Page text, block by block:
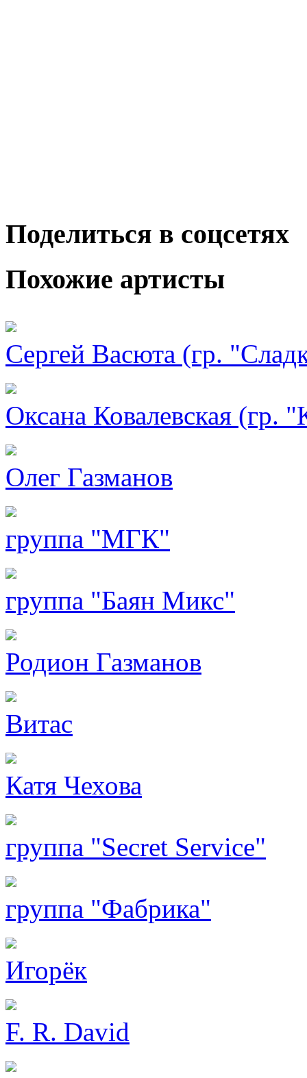
Поделиться в соцсетях
Похожие артисты
Сергей Васюта (гр.
Оксана Ковалевская (гр.
Олег Газманов
группа "МГК"
группа "Баян Микс"
Родион Газманов
Витас
Катя Чехова
группа "Secret Service"
группа "Фабрика"
Игорёк
F. R. David